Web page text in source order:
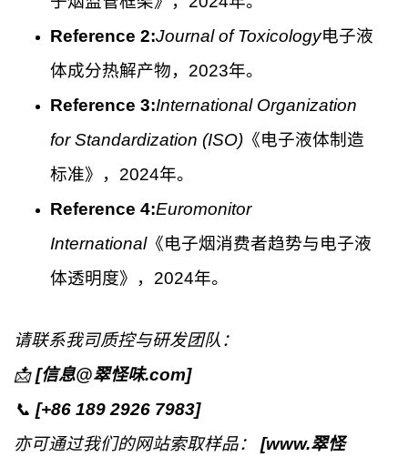
Reference 2:Journal of Toxicology电子液
体成分热解产物，2023年。
Reference 3:International Organization
for Standardization (ISO) 《电子液体制造
标准》，2024年。
Reference 4:Euromonitor
International《电子烟消费者趋势与电子液
体透明度》，2024年。
请联系我司质控与研发团队：
📩[信息@翠怪味.com]
📞 [+86 189 2926 7983]
亦可通过我们的网站索取样品： [www.翠怪